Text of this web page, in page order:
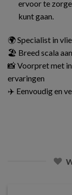
ervoor te
kunt gaan.
🌍 Specialist in
🏖️ Breed scala
📸 Voorpret met
ervaringen
✈️ Eenvoudig en